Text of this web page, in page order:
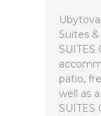
Suites
SUITES
patio,
well as
SUITES